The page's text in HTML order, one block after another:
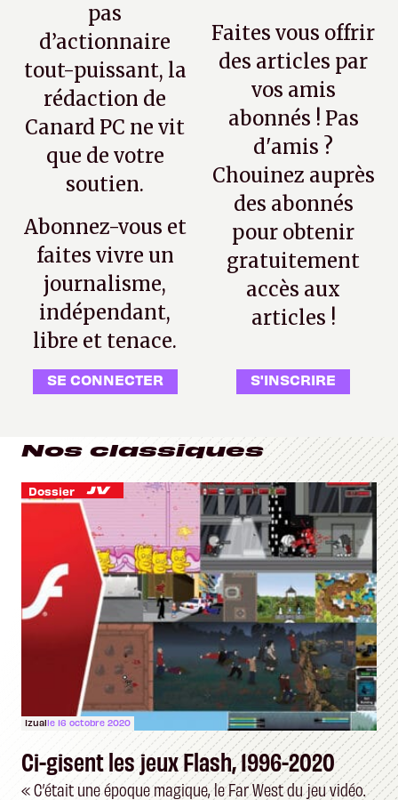
pas
d’actionnaire
tout-puissant, la
rédaction de
Canard PC ne vit
que de votre
soutien.
Abonnez-vous et
faites vivre un
journalisme,
indépendant,
libre et tenace.
SE CONNECTER
Faites vous offrir
des articles par
vos amis
abonnés ! Pas
d'amis ?
Chouinez auprès
des abonnés
pour obtenir
gratuitement
accès aux
articles !
S'INSCRIRE
Nos classiques
Dossier
Izualle 16 octobre 2020
Ci-gisent les jeux Flash, 1996-2020
« C’était une époque magique, le Far West du jeu vidéo.